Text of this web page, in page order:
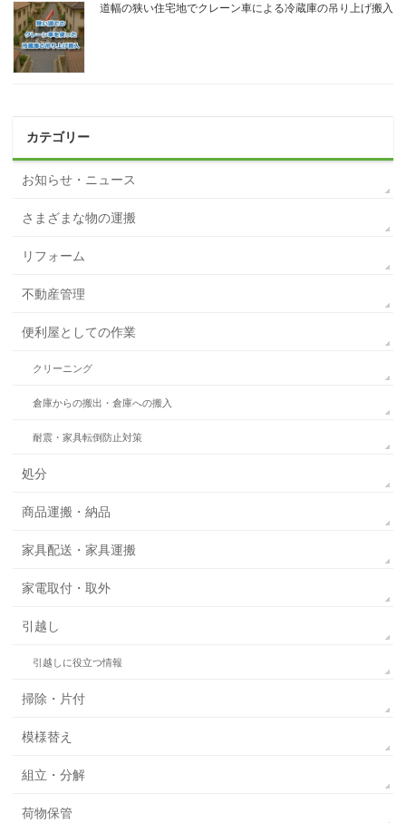
道幅の狭い住宅地でクレーン車による冷蔵庫の吊り上げ搬入
カテゴリー
お知らせ・ニュース
さまざまな物の運搬
リフォーム
不動産管理
便利屋としての作業
クリーニング
倉庫からの搬出・倉庫への搬入
耐震・家具転倒防止対策
処分
商品運搬・納品
家具配送・家具運搬
家電取付・取外
引越し
引越しに役立つ情報
掃除・片付
模様替え
組立・分解
荷物保管